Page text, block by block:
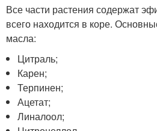
Все части растения содержат
всего находится в коре.
масла:
Цитраль;
Карен;
Терпинен;
Ацетат;
Линалоол;